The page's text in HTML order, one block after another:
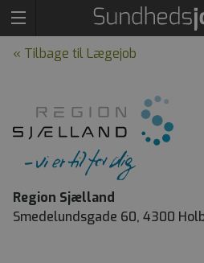
« Tilbage til Lægejob
Region Sjælland
Smedelundsgade 60, 4300